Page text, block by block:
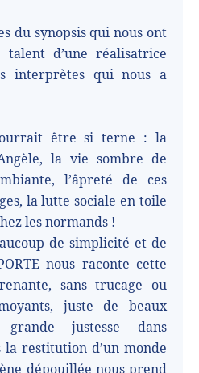
du synopsis qui nous ont
d’une réalisatrice
interprètes qui nous a
être si terne : la
la vie sombre de
l’âpreté de ces
la lutte sociale en toile
les normands !
de simplicité et de
nous raconte cette
sans trucage ou
juste de beaux
grande justesse dans
la restitution d’un monde
dépouillée nous prend